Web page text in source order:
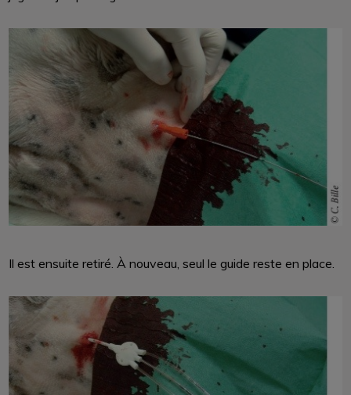
Il est ensuite retiré. À nouveau, seul le guide reste en place.